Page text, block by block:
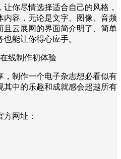
你尽情选择适合自己的风格，
内容，无论是文字、图像、音频
且云展网的界面简介明了、简单
能让你得心应手。
，制作一个电子杂志想必看似有
其中的乐趣和成就感会超越所有
网址：